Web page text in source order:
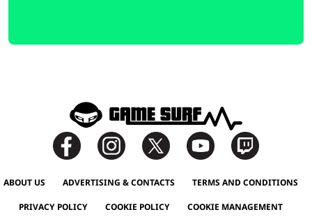
ABOUT US ADVERTISING & CONTACTS TERMS AND CONDITIONS
PRIVACY POLICY COOKIE POLICY COOKIE MANAGEMENT